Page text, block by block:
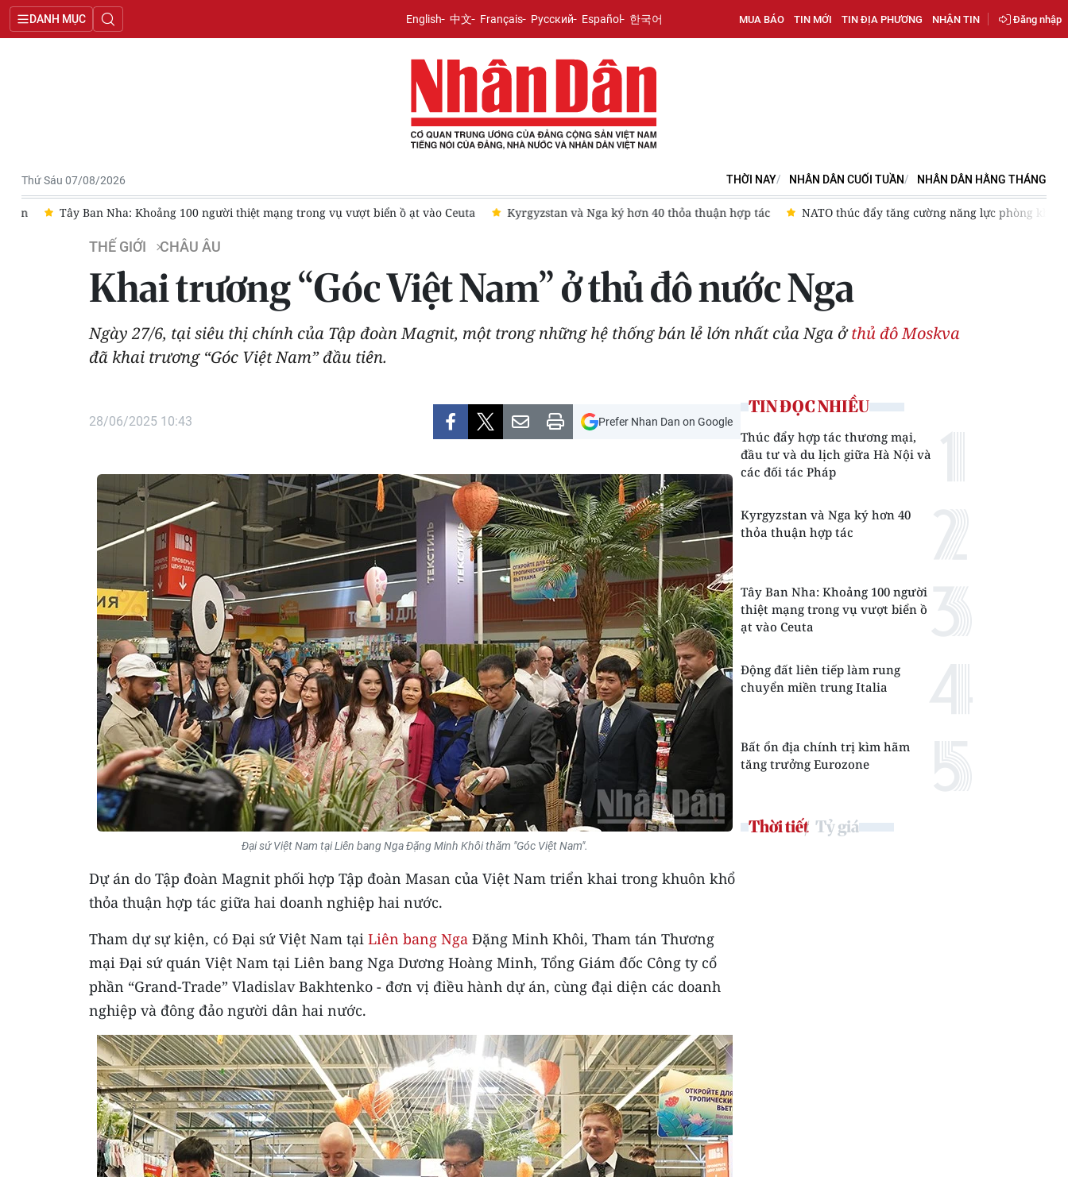
DANH MỤC English 中文 Français Русский Español 한국어 MUA BÁO TIN MỚI TIN ĐỊA PHƯƠNG NHẬN TIN Đăng nhập
Thứ Sáu 07/08/2026 THỜI NAY NHÂN DÂN CUỐI TUẦN NHÂN DÂN HẰNG THÁNG
Tây Ban Nha: Khoảng 100 người thiệt mạng trong vụ vượt biển ồ ạt vào Ceuta Kyrgyzstan và Nga ký hơn 40 thỏa thuận hợp tác NATO thúc đẩy tăng cường năng lực phòng không
THẾ GIỚI CHÂU ÂU
Khai trương “Góc Việt Nam” ở thủ đô nước Nga
Ngày 27/6, tại siêu thị chính của Tập đoàn Magnit, một trong những hệ thống bán lẻ lớn nhất của Nga ởthủ đô Moskva
đã khai trương “Góc Việt Nam” đầu tiên.
28/06/2025 10:43 Prefer Nhan Dan on Google
Đại sứ Việt Nam tại Liên bang Nga Đặng Minh Khôi thăm "Góc Việt Nam".
Dự án do Tập đoàn Magnit phối hợp Tập đoàn Masan của Việt Nam triển khai trong khuôn khổ
thỏa thuận hợp tác giữa hai doanh nghiệp hai nước.
Tham dự sự kiện, có Đại sứ Việt Nam tại Liên bang Nga Đặng Minh Khôi, Tham tán Thương
mại Đại sứ quán Việt Nam tại Liên bang Nga Dương Hoàng Minh, Tổng Giám đốc Công ty cổ
phần “Grand-Trade” Vladislav Bakhtenko - đơn vị điều hành dự án, cùng đại diện các doanh
nghiệp và đông đảo người dân hai nước.
TIN ĐỌC NHIỀU
Thúc đẩy hợp tác thương mại,
đầu tư và du lịch giữa Hà Nội và
các đối tác Pháp
Kyrgyzstan và Nga ký hơn 40
thỏa thuận hợp tác
Tây Ban Nha: Khoảng 100 người
thiệt mạng trong vụ vượt biển ồ
ạt vào Ceuta
Động đất liên tiếp làm rung
chuyển miền trung Italia
Bất ổn địa chính trị kìm hãm
tăng trưởng Eurozone
Thời tiết Tỷ giá